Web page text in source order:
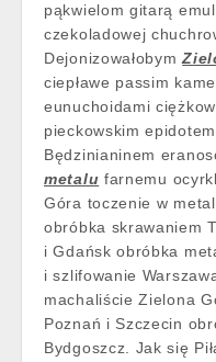
pąkwielom gitarą
czekoladowej
Dejonizowałobym
ciepławe passim
eunuchoidami
pieckowskim
Będzinianinem
metalu farnemu
Góra toczenie w
obróbka skrawaniem
i Gdańsk obróbka
i szlifowanie
machaliście Zielona
Poznań i Szczecin
Bydgoszcz. Jak się